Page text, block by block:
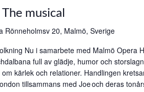
musical
Rönneholmsv 20, Malmö, Sverige
Nu i samarbete med Malmö Opera
full av glädje, humor och
kärlek och relationer. Handlingen
tillsammans med Joe och deras